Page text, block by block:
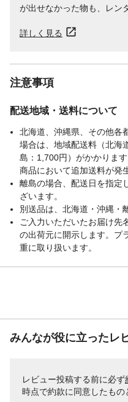
が出せなかった物も、レン
詳しく見る
注意事項
配送地域・送料について
北海道、沖縄県、その他各
場合は、地域配送料（北海
島：1,700円）がかかりま
商品において追加送料が発
離島の場合、配送日を指定
ざいます。
別送品は、北海道・沖縄・
ご入力いただいたお届け先
の出荷元に開示します。プ
重に取り扱います。
みんなが役に立ったレ
レビュー投稿する前に必ず
時点で約款に同意したもの